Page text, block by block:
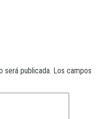
será publicada. Los campos